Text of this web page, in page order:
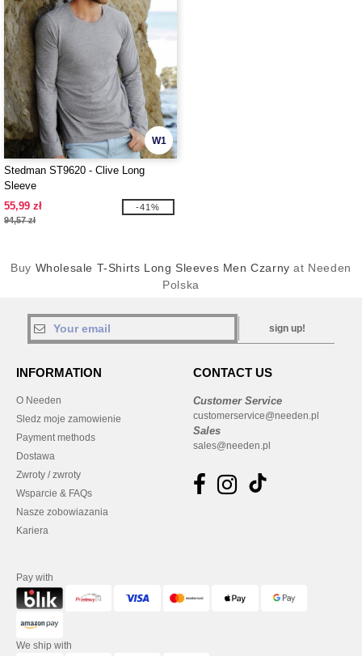
W1
Stedman ST9620 - Clive Long
Sleeve
55,99 zł
94,57 zł
-41%
Buy Wholesale T-Shirts Long Sleeves Men Czarny at Needen
Polska
sign up!
INFORMATION
O Needen
Sledz moje zamowienie
Payment methods
Dostawa
Zwroty / zwroty
Wsparcie & FAQs
Nasze zobowiazania
Kariera
CONTACT US
Customer Service
customerservice@needen.pl
Sales
sales@needen.pl
Pay with
We ship with